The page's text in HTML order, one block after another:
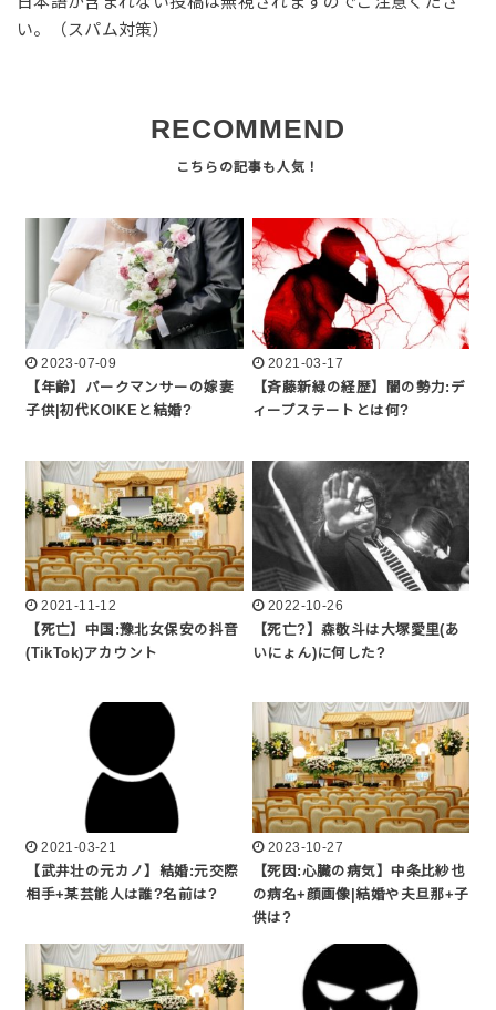
い。（スパム対策）
RECOMMEND
2023-07-09
【年齢】パークマンサーの嫁妻
子供|初代KOIKEと結婚?
2021-03-17
【斉藤新緑の経歴】闇の勢力:デ
ィープステートとは何?
2021-11-12
【死亡】中国:豫北女保安の抖音
(TikTok)アカウント
2022-10-26
【死亡?】森敬斗は大塚愛里(あ
いにょん)に何した?
2021-03-21
【武井壮の元カノ】結婚:元交際
相手+某芸能人は誰?名前は?
2023-10-27
【死因:心臓の病気】中条比紗也
の病名+顔画像|結婚や夫旦那+子
供は?